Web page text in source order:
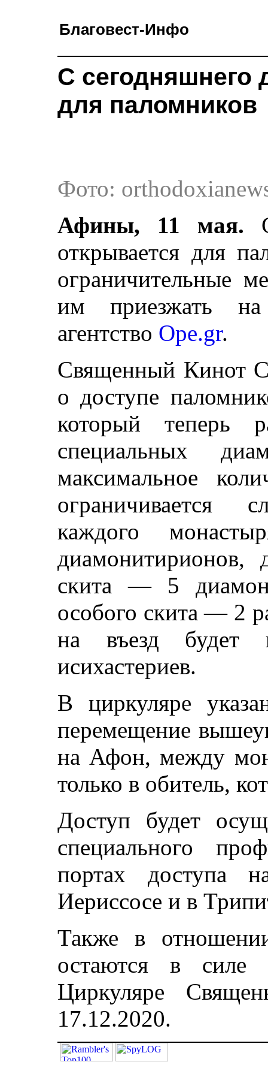
Благовест-Инфо
С сегодняшнего
для паломников
Фото:
Афины, 11 мая.
открывается для
ограничительные
им приезжать
агентство Ope.gr.
Священный Кинот
о доступе
который теперь
специальных
максимальное
ограничивается
каждого
диамонитирионов,
скита — 5
особого скита — 2
на въезд будет
исихастериев.
В циркуляре
перемещение
на Афон, между
только в обитель,
Доступ будет
специального
портах доступа
Иериссосе и в
Также в
остаются в силе
Циркуляре
17.12.2020.